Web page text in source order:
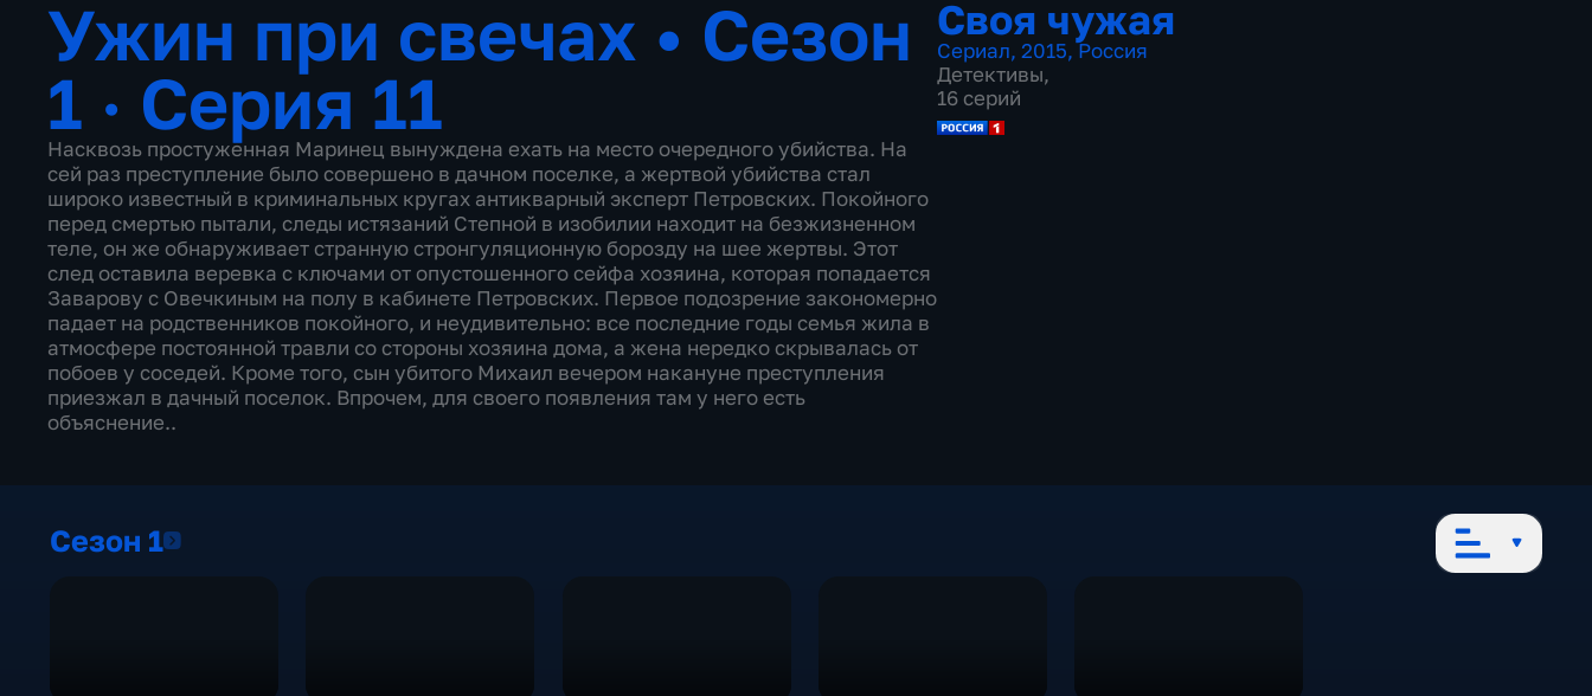
Ужин при свечах • Сезон
1 · Серия 11
Насквозь простуженная Маринец вынуждена ехать на место очередного убийства. На
сей раз преступление было совершено в дачном поселке, а жертвой убийства стал
широко известный в криминальных кругах антикварный эксперт Петровских. Покойного
перед смертью пытали, следы истязаний Степной в изобилии находит на безжизненном
теле, он же обнаруживает странную стронгуляционную борозду на шее жертвы. Этот
след оставила веревка с ключами от опустошенного сейфа хозяина, которая попадается
Заварову с Овечкиным на полу в кабинете Петровских. Первое подозрение закономерно
падает на родственников покойного, и неудивительно: все последние годы семья жила в
атмосфере постоянной травли со стороны хозяина дома, а жена нередко скрывалась от
побоев у соседей. Кроме того, сын убитого Михаил вечером накануне преступления
приезжал в дачный поселок. Впрочем, для своего появления там у него есть
объяснение..
Своя чужая
Сериал, 2015,Россия
Детективы,
16 серий
Сезон 1Сезон 1